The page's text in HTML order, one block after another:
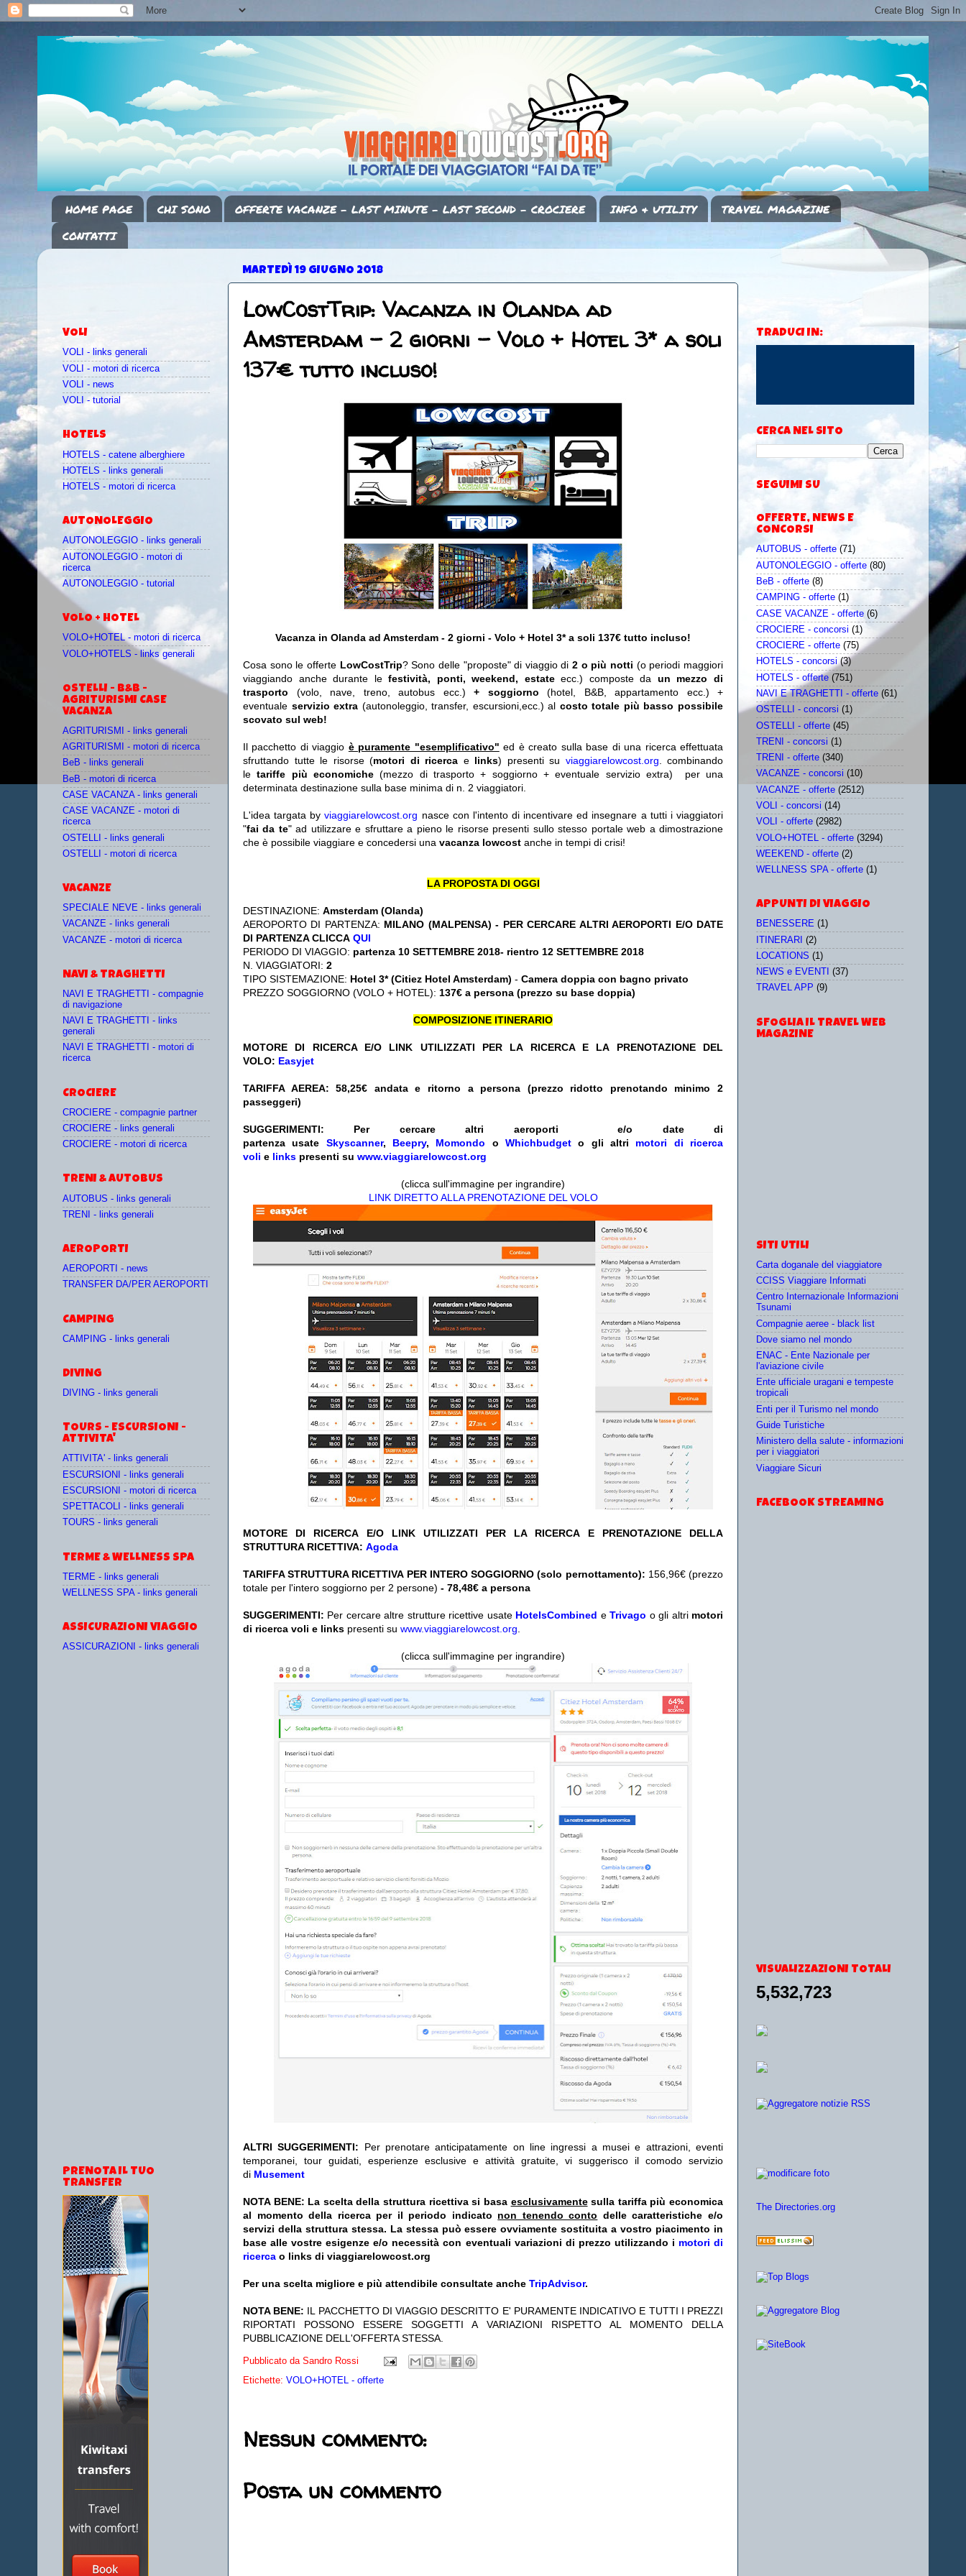
HOME PAGE CHI SONO OFFERTE VACANZE - LAST MINUTE - LAST SECOND - CROCIERE INFO & UTILITY
TRAVEL MAGAZINE
CONTATTI
MARTEDÌ 19 GIUGNO 2018
LowCostTrip: Vacanza in Olanda ad
Amsterdam - 2 giorni - Volo + Hotel 3* a soli
137€ tutto incluso!
Vacanza in Olanda ad Amsterdam - 2 giorni - Volo + Hotel 3*a soli 137€ tutto incluso!
Cosa sono le offerte LowCostTrip? Sono delle "proposte" di viaggio di2 o più notti (o periodi maggiori
viaggiando anche durante lefestività, ponti, weekend, estateecc.) composte da un mezzo di
trasporto (volo, nave, treno, autobus ecc.) + soggiorno (hotel, B&B, appartamento ecc.) +
eventuale servizio extra (autonoleggio, transfer, escursioni,ecc.) al costo totale più basso possibile
scovato sul web!
Il pacchetto di viaggio è puramente "esemplificativo" ed è creato sulla base di una ricerca effettuata
sfruttando tutte le risorse (motori di ricerca e links) presenti su viaggiarelowcost.org . combinando
le tariffe più economiche(mezzo di trasporto + soggiorno + eventuale servizio extra)
per una
determinata destinazione sulla base minima di n. 2 viaggiatori.
L'idea targata byviaggiarelowcost.org nasce con l'intento di incentivare ed insegnare a tutti i viaggiatori
"fai da te" ad utilizzare e sfruttare a pieno le risorse presenti sullo stesso portale web a dimostrazione
che è possibile viaggiare e concedersi una vacanza lowcost anche in tempi di crisi!
LA PROPOSTA DI OGGI
DESTINAZIONE: Amsterdam (Olanda)
AEROPORTO DI PARTENZA: MILANO (MALPENSA) - PER CERCARE ALTRI AEROPORTI E/O DATE
DI PARTENZA CLICCA QUI
PERIODO DI VIAGGIO: partenza 10 SETTEMBRE 2018- rientro 12 SETTEMBRE 2018
N. VIAGGIATORI: 2
TIPO SISTEMAZIONE: Hotel 3* (Citiez Hotel Amsterdam) - Camera doppia con bagno privato
PREZZO SOGGIORNO (VOLO + HOTEL): 137€ a persona (prezzo su base doppia)
COMPOSIZIONE ITINERARIO
MOTORE DI RICERCA E/O LINK UTILIZZATI PER LA RICERCA E LA PRENOTAZIONE DEL
VOLO: Easyjet
TARIFFA AEREA: 58,25€ andata e ritorno a persona (prezzo ridotto prenotando minimo 2
passeggeri)
SUGGERIMENTI: Per cercare altri aeroporti e/o date di
partenza usate Skyscanner, Beepry, Momondo oWhichbudget o gli altri motori di ricerca
voli e links presenti su www.viaggiarelowcost.org
(clicca sull'immagine per ingrandire)
LINK DIRETTO ALLA PRENOTAZIONE DEL VOLO
MOTORE DI RICERCA E/O LINK UTILIZZATI PER LA RICERCA E PRENOTAZIONE DELLA
STRUTTURA RICETTIVA: Agoda
TARIFFA STRUTTURA RICETTIVA PER INTERO SOGGIORNO (solo pernottamento): 156,96€ (prezzo
totale per l'intero soggiorno per 2 persone) - 78,48€ a persona
SUGGERIMENTI: Per cercare altre strutture ricettive usate HotelsCombined eTrivago o gli altri motori
di ricerca voli e links presenti su www.viaggiarelowcost.org
(clicca sull'immagine per ingrandire)
ALTRI SUGGERIMENTI: Per prenotare anticipatamente on line ingressi a musei e attrazioni, eventi
temporanei, tour guidati, esperienze esclusive e attività gratuite, vi suggerisco il comodo servizio
di Musement
NOTA BENE: La scelta della struttura ricettiva si basa esclusivamentesulla tariffa più economica
al momento della ricerca per il periodo indicato non tenendo conto delle caratteristiche e/o
servizi della struttura stessa. La stessa può essere ovviamente sostituita a vostro piacimento in
base alle vostre esigenze e/o necessità con eventuali variazioni di prezzo utilizzando i motori di
ricerca o links di viaggiarelowcost.org
Per una scelta migliore e più attendibile consultate anche TripAdvisor.
NOTA BENE: IL PACCHETTO DI VIAGGIO DESCRITTO E' PURAMENTE INDICATIVO E TUTTI I PREZZI
RIPORTATI POSSONO ESSERE SOGGETTI A VARIAZIONI RISPETTO AL MOMENTO DELLA
PUBBLICAZIONE DELL'OFFERTA STESSA.
Pubblicato da Sandro Rossi
Etichette: VOLO+HOTEL - offerte
Nessun commento:
Posta un commento
VOLI
VOLI - links generali
VOLI - motori di ricerca
VOLI - news
VOLI - tutorial
HOTELS
HOTELS - catene alberghiere
HOTELS - links generali
HOTELS - motori di ricerca
AUTONOLEGGIO
AUTONOLEGGIO - links generali
AUTONOLEGGIO - motori di
ricerca
AUTONOLEGGIO - tutorial
VOLO + HOTEL
VOLO+HOTEL - motori di ricerca
VOLO+HOTELS - links generali
OSTELLI - B&B -
AGRITURISMI CASE
VACANZA
AGRITURISMI - links generali
AGRITURISMI - motori di ricerca
BeB - links generali
BeB - motori di ricerca
CASE VACANZA - links generali
CASE VACANZE - motori di
ricerca
OSTELLI - links generali
OSTELLI - motori di ricerca
VACANZE
SPECIALE NEVE - links generali
VACANZE - links generali
VACANZE - motori di ricerca
NAVI & TRAGHETTI
NAVI E TRAGHETTI - compagnie
di navigazione
NAVI E TRAGHETTI - links
generali
NAVI E TRAGHETTI - motori di
ricerca
CROCIERE
CROCIERE - compagnie partner
CROCIERE - links generali
CROCIERE - motori di ricerca
TRENI & AUTOBUS
AUTOBUS - links generali
TRENI - links generali
AEROPORTI
AEROPORTI - news
TRANSFER DA/PER AEROPORTI
CAMPING
CAMPING - links generali
DIVING
DIVING - links generali
TOURS - ESCURSIONI -
ATTIVITA'
ATTIVITA' - links generali
ESCURSIONI - links generali
ESCURSIONI - motori di ricerca
SPETTACOLI - links generali
TOURS - links generali
TERME & WELLNESS SPA
TERME - links generali
WELLNESS SPA - links generali
ASSICURAZIONI VIAGGIO
ASSICURAZIONI - links generali
PRENOTA IL TUO
TRANSFER
TRADUCI IN:
CERCA NEL SITO
SEGUIMI SU
OFFERTE, NEWS E
CONCORSI
AUTOBUS - offerte (71)
AUTONOLEGGIO - offerte (80)
BeB - offerte (8)
CAMPING - offerte (1)
CASE VACANZE - offerte (6)
CROCIERE - concorsi (1)
CROCIERE - offerte (75)
HOTELS - concorsi (3)
HOTELS - offerte (751)
NAVI E TRAGHETTI - offerte (61)
OSTELLI - concorsi (1)
OSTELLI - offerte (45)
TRENI - concorsi (1)
TRENI - offerte (340)
VACANZE - concorsi (10)
VACANZE - offerte (2512)
VOLI - concorsi (14)
VOLI - offerte (2982)
VOLO+HOTEL - offerte (3294)
WEEKEND - offerte (2)
WELLNESS SPA - offerte (1)
APPUNTI DI VIAGGIO
BENESSERE (1)
ITINERARI (2)
LOCATIONS (1)
NEWS e EVENTI
(37)
TRAVEL APP (9)
SFOGLIA IL TRAVEL WEB
MAGAZINE
SITI UTILI
Carta doganale del viaggiatore
CCISS Viaggiare Informati
Centro Internazionale Informazioni
Tsunami
Compagnie aeree - black list
Dove siamo nel mondo
ENAC - Ente Nazionale per
l'aviazione civile
Ente ufficiale uragani e tempeste
tropicali
Enti per il Turismo nel mondo
Guide Turistiche
Ministero della salute - informazioni
per i viaggiatori
Viaggiare Sicuri
FACEBOOK STREAMING
VISUALIZZAZIONI TOTALI
5,532,723
The Directories.org